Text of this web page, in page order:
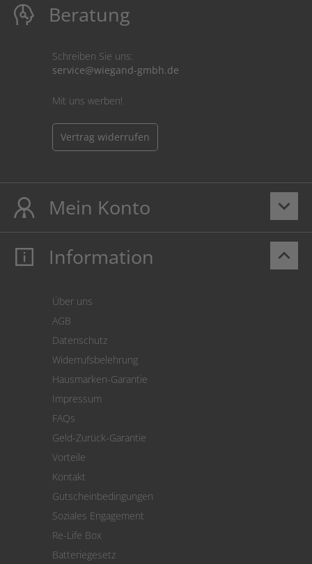
Beratung
Schreiben Sie uns:
service@wiegand-gmbh.de
Mit uns werben!
Vertrag widerrufen
keyboard_arrow_down
Mein Konto
Mein Konto
Cookie Einstellungen
keyboard_arrow_up
Information
Über uns
AGB
Datenschutz
Widerrufsbelehrung
Hausmarken-Garantie
Impressum
FAQs
Geld-Zurück-Garantie
Vorteile
Kontakt
Gutscheinbedingungen
Soziales Engagement
Re-Life Box
Batteriegesetz